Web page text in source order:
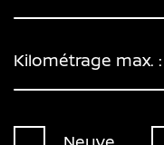
Kilométrage max. :